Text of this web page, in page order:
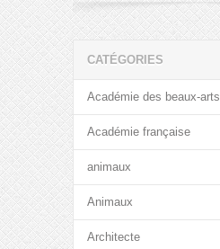
CATÉGORIES
Académie des beaux-arts
Académie française
animaux
Animaux
Architecte